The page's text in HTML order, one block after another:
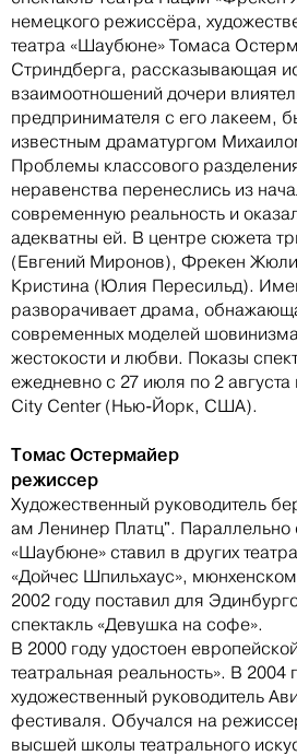
немецкого режиссёра,
театра «Шаубюне» Томаса
Стриндберга, рассказывающая
взаимоотношений дочери
предпринимателя с его лакеем,
известным драматургом
Проблемы классового
неравенства перенеслись из
современную реальность и
адекватны ей. В центре сюжета
(Евгений Миронов), Фрекен
Кристина (Юлия Пересильд).
разворачивает драма,
современных моделей
жестокости и любви. Показы
ежедневно с 27 июля по 2 августа
City Center (Нью-Йорк, США).
Томас Остермайер
режиссер
Художественный руководитель
ам Ленинер Платц". Параллельно
«Шаубюне» ставил в других
«Дойчес Шпильхаус»,
2002 году поставил для
спектакль «Девушка на софе».
В 2000 году удостоен
театральная реальность». В
художественный руководитель
фестиваля. Обучался на
высшей школы театрального